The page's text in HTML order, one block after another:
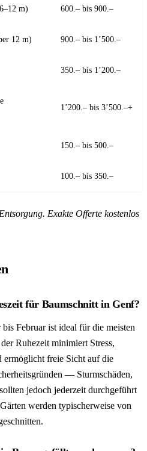
m) 600.– bis 900.–
12 m) 900.– bis 1’500.–
350.– bis 1’200.–
1’200.– bis 3’500.–+
150.– bis 500.–
100.– bis 350.–
Exakte Offerte kostenlos
für Baumschnitt in Genf?
Februar ist ideal für die meisten
Ruhezeit minimiert Stress,
ermöglicht freie Sicht auf die
— Sturmschäden,
jedoch jederzeit durchgeführt
werden typischerweise von